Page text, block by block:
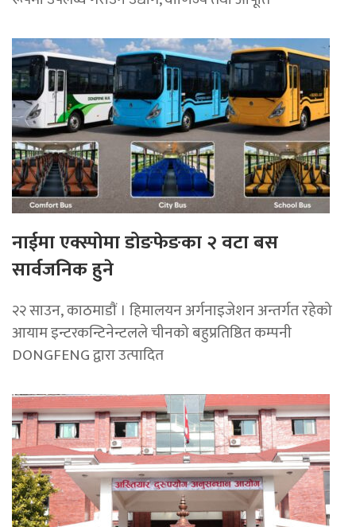
नाईमा एक्स्पोमा डोङफेङका २ वटा बस
सार्वजनिक हुने
२२ साउन, काठमाडाैं । हिमालयन अर्गनाइजेशन अन्तर्गत रहेको
आयाम इन्टरकन्टिनेन्टलले चीनको बहुप्रतिष्ठित कम्पनी
DONGFENG द्वारा उत्पादित